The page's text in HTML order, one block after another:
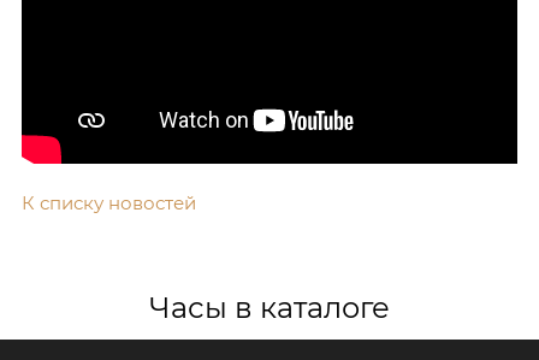
К списку новостей
Часы в каталоге